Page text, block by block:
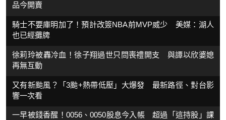
品今開賣
騎士不要庫明加了！預計改簽NBA前MVP威少 美媒：湖人
也已經攤牌
徐莉玲被轟冷血！徐子翔過世只問喪禮開支 與譚以欣婆媳
再無互動
又有新颱風？「3颱+熱帶低壓」大爆發 最新路徑、對台影
響一次看
一早被錢香醒！0056、0050股息今入帳 超過「這持股」課